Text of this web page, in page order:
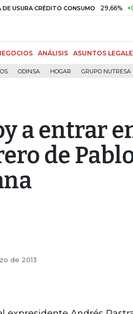
CRÉDITO CONSUMO 29,66% +0,87%
ANÁLISIS ASUNTOS
ODINSA HOGAR GRUPO NUTRESA
a entrar
de
de 2013